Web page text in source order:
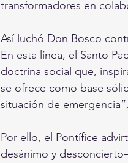
transformadores en
Así luchó Don Bosco
En esta línea, el Santo
doctrina social que,
se ofrece como base
situación de emergencia”.
Por ello, el Pontífice
desánimo y